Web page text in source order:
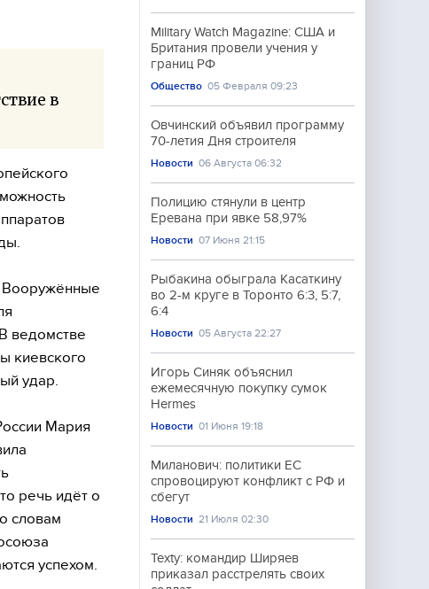
в
Вооружённые
ведомстве
киевского
удар.
Мария
речь идёт о
словам
успехом.
Military Watch Magazine: США и
Британия провели учения у
границ РФ
Общество 05 Февраля 09:23
Овчинский объявил программу
70-летия Дня строителя
Новости 06 Августа 06:32
Полицию стянули в центр
Еревана при явке 58,97%
Новости 07 Июня 21:15
Рыбакина обыграла Касаткину
во 2-м круге в Торонто 6:3, 5:7,
6:4
Новости 05 Августа 22:27
Игорь Синяк объяснил
ежемесячную покупку сумок
Hermes
Новости 01 Июня 19:18
Миланович: политики ЕС
спровоцируют конфликт с РФ и
сбегут
Новости 21 Июля 02:30
Texty: командир Ширяев
приказал расстрелять своих